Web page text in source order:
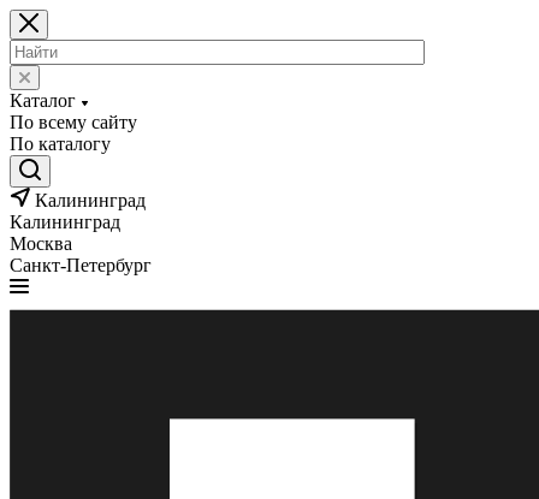
Каталог
По всему сайту
По каталогу
Калининград
Калининград
Москва
Санкт-Петербург